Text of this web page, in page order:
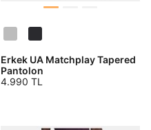
Erkek UA Matchplay Tapered
Pantolon
4.990 TL